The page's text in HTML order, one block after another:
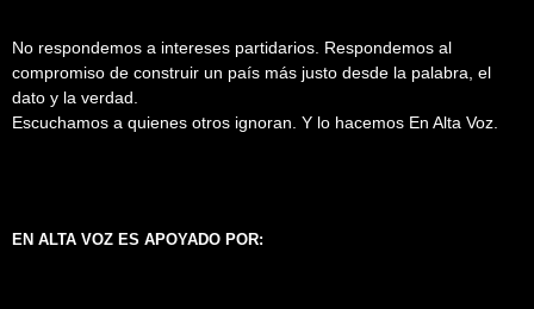
No respondemos a intereses partidarios. Respondemos al
compromiso de construir un país más justo desde la palabra, el
dato y la verdad.
Escuchamos a quienes otros ignoran. Y lo hacemos En Alta Voz.
EN ALTA VOZ ES APOYADO POR: